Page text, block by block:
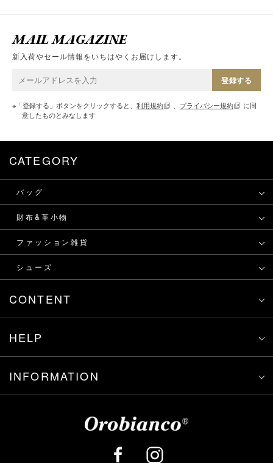
MAIL MAGAZINE
新入荷やセール情報をいちはやくお届けします。
登録する
※「登録する」ボタンをクリックすると、 利用規約 、 プライバシー規約
に同
意したものとみなします
CATEGORY
バッグ
財布&革小物
ファッション雑貨
シューズ
CONTENT
HELP
INFORMATION